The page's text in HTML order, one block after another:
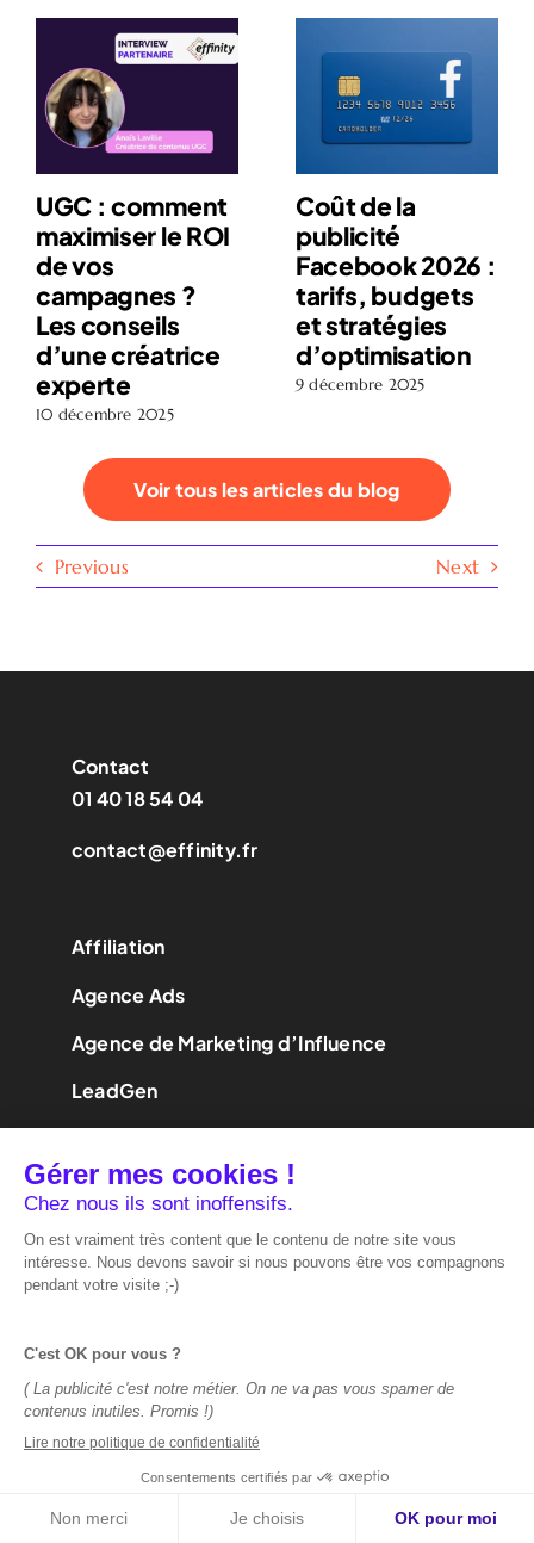
UGC : comment
maximiser le ROI
de vos
campagnes ?
Les conseils
d’une créatrice
experte
10 décembre 2025
Coût de la
publicité
Facebook 2026 :
tarifs, budgets
et stratégies
d’optimisation
9 décembre 2025
Voir tous les articles du blog
Previous Next
Contact
01 40 18 54 04
contact@effinity.fr
Affiliation
Agence Ads
Agence de Marketing d’Influence
LeadGen
Prendre rendez-vous
Mentions Légales
Politique de confidentialité